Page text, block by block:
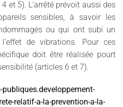
et 5). L'arrêté prévoit aussi des
sensibles, à savoir les
ou qui ont subi un
l'effet de vibrations. Pour ces
doit être réalisée pourt
(articles 6 et 7).
relatif-a-la-prevention-a-la-